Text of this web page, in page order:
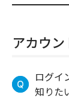
アカウン
ログイ
知りた